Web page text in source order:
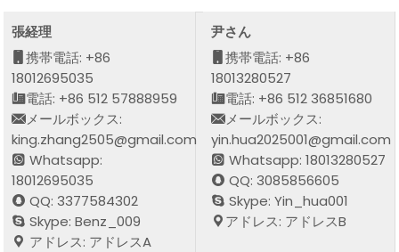
張経理
携帯電話: +86
18012695035
電話: +86 512 57888959
メールボックス:
king.zhang2505@gmail.com
Whatsapp:
18012695035
QQ: 3377584302
Skype: Benz_009
アドレス: アドレスA
尹さん
携帯電話: +86
18013280527
電話: +86 512 36851680
メールボックス:
yin.hua2025001@gmail.com
Whatsapp: 18013280527
QQ: 3085856605
Skype: Yin_hua001
アドレス: アドレスB